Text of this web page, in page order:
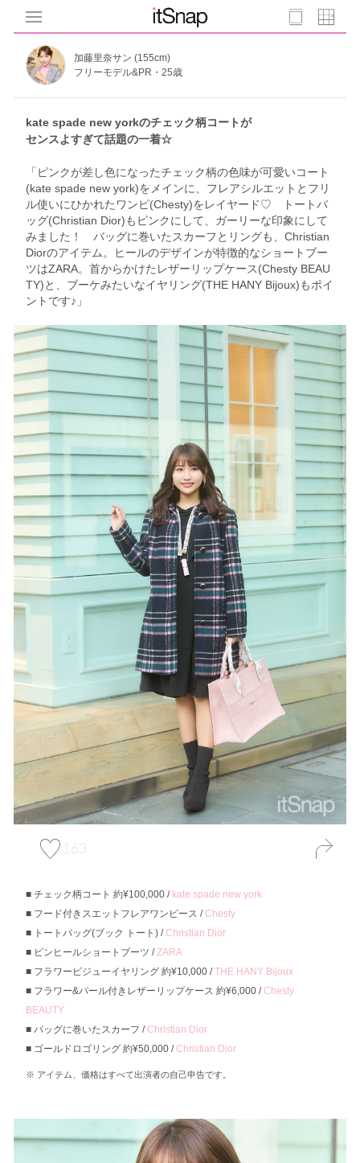
加藤里奈サン (155cm)
フリーモデル&PR・25歳
kate spade new yorkのチェック柄コートが
センスよすぎて話題の一着☆
「ピンクが差し色になったチェック柄の色味が可愛いコート
(kate spade new york)をメインに、フレアシルエットとフリ
ル使いにひかれたワンピ(Chesty)をレイヤード♡ トートバ
ッグ(Christian Dior)もピンクにして、ガーリーな印象にして
みました！ バッグに巻いたスカーフとリングも、Christian
Diorのアイテム。ヒールのデザインが特徴的なショートブー
ツはZARA。首からかけたレザーリップケース(Chesty BEAU
TY)と、ブーケみたいなイヤリング(THE HANY Bijoux)もポイ
ントです♪」
163
チェック柄コート 約¥100,000 / kate spade new york
フード付きスエットフレアワンピース /Chesty
トートバッグ(ブック トート) /Christian Dior
ピンヒールショートブーツ /ZARA
フラワービジューイヤリング 約¥10,000 /THE HANY Bijoux
フラワー&パール付きレザーリップケース 約¥6,000 /Chesty
BEAUTY
バッグに巻いたスカーフ /Christian Dior
ゴールドロゴリング 約¥50,000 /Christian Dior
アイテム、価格はすべて出演者の自己申告です。